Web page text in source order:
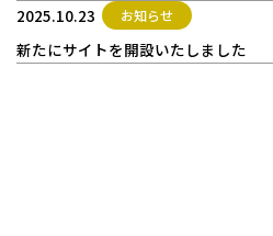
2025.10.23
お知らせ
新たにサイトを開設いたしました